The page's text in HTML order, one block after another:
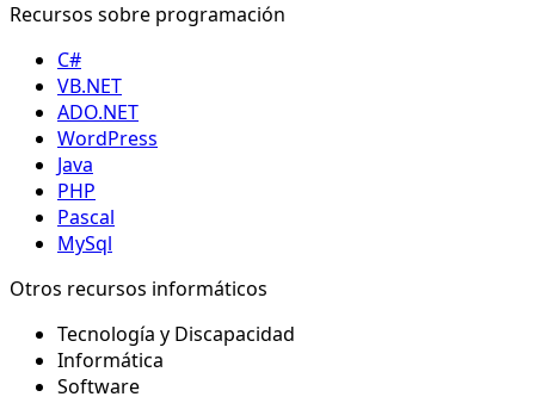
Recursos sobre programación
C#
VB.NET
ADO.NET
WordPress
Java
PHP
Pascal
MySql
Otros recursos informáticos
Tecnología y Discapacidad
Informática
Software